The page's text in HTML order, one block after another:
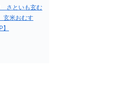
さといも玄む
米おむす